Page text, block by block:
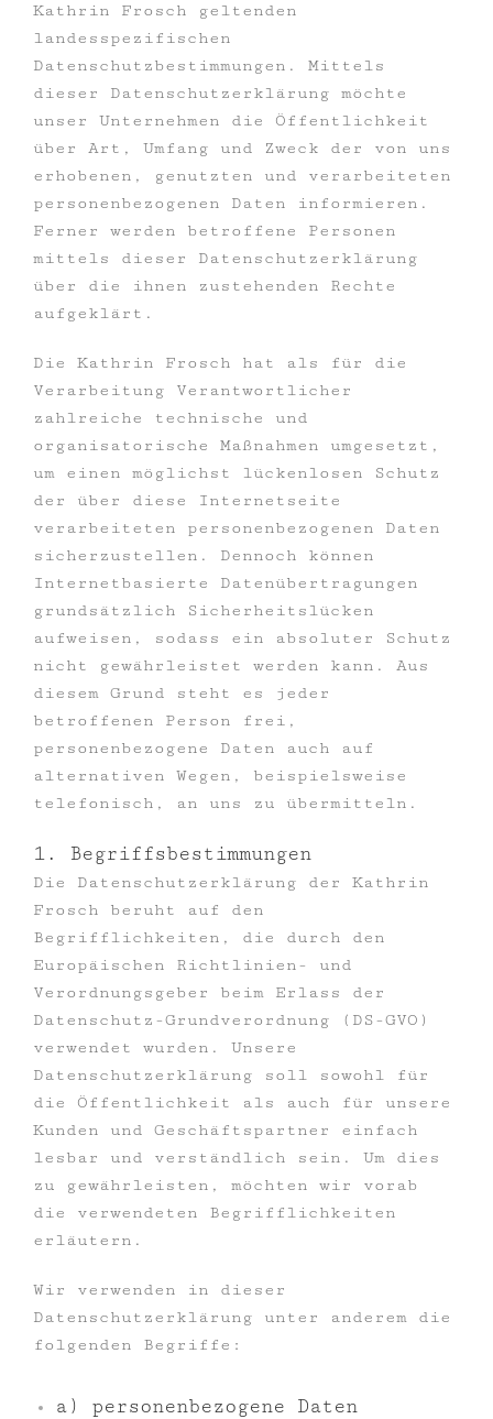
Kathrin Frosch geltenden
landesspezifischen
Datenschutzbestimmungen. Mittels
dieser Datenschutzerklärung möchte
unser Unternehmen die Öffentlichkeit
über Art, Umfang und Zweck der von uns
erhobenen, genutzten und verarbeiteten
personenbezogenen Daten informieren.
Ferner werden betroffene Personen
mittels dieser Datenschutzerklärung
über die ihnen zustehenden Rechte
aufgeklärt.
Die Kathrin Frosch hat als für die
Verarbeitung Verantwortlicher
zahlreiche technische und
organisatorische Maßnahmen umgesetzt,
um einen möglichst lückenlosen Schutz
der über diese Internetseite
verarbeiteten personenbezogenen Daten
sicherzustellen. Dennoch können
Internetbasierte Datenübertragungen
grundsätzlich Sicherheitslücken
aufweisen, sodass ein absoluter Schutz
nicht gewährleistet werden kann. Aus
diesem Grund steht es jeder
betroffenen Person frei,
personenbezogene Daten auch auf
alternativen Wegen, beispielsweise
telefonisch, an uns zu übermitteln.
1. Begriffsbestimmungen
Die Datenschutzerklärung der Kathrin
Frosch beruht auf den
Begrifflichkeiten, die durch den
Europäischen Richtlinien- und
Verordnungsgeber beim Erlass der
Datenschutz-Grundverordnung (DS-GVO)
verwendet wurden. Unsere
Datenschutzerklärung soll sowohl für
die Öffentlichkeit als auch für unsere
Kunden und Geschäftspartner einfach
lesbar und verständlich sein. Um dies
zu gewährleisten, möchten wir vorab
die verwendeten Begrifflichkeiten
erläutern.
Wir verwenden in dieser
Datenschutzerklärung unter anderem die
folgenden Begriffe:
a) personenbezogene Daten